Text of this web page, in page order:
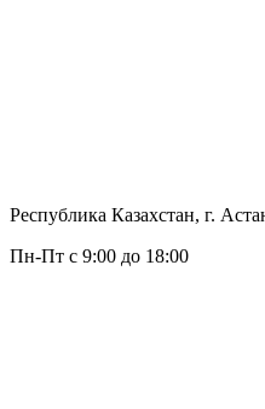
Республика Казахстан, г.
Пн-Пт с 9:00 до 18:00